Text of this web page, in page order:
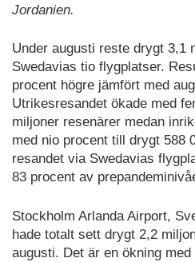
Jordanien.
Under augusti reste drygt 3,1
Swedavias tio flygplatser.
procent högre jämfört med
Utrikesresandet ökade med
miljoner resenärer medan
med nio procent till drygt 588
resandet via Swedavias
83 procent av
Stockholm Arlanda Airport,
hade totalt sett drygt 2,2
augusti. Det är en ökning